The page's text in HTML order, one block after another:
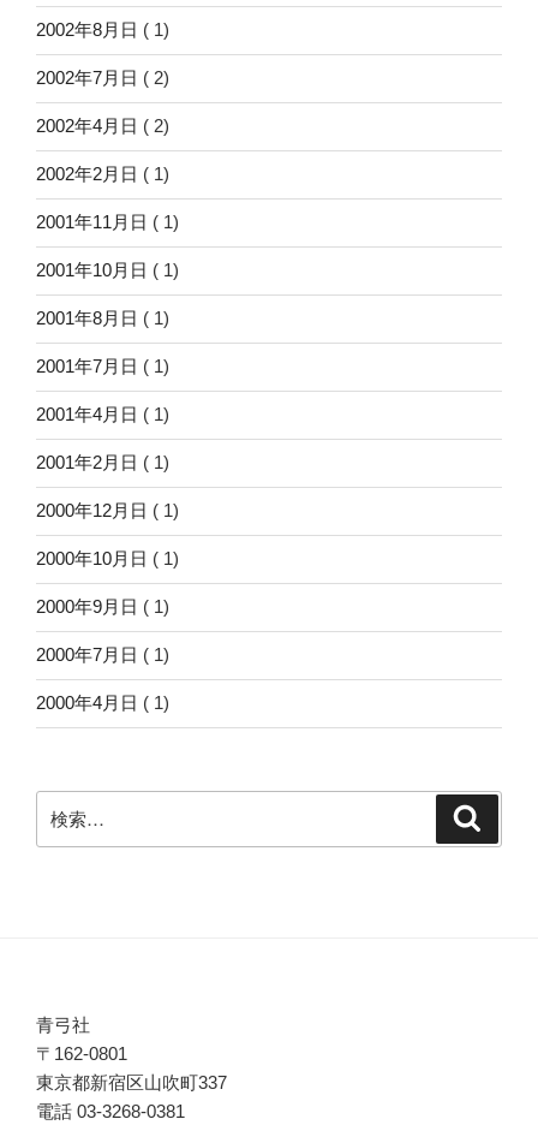
2002年8月日 ( 1)
2002年7月日 ( 2)
2002年4月日 ( 2)
2002年2月日 ( 1)
2001年11月日 ( 1)
2001年10月日 ( 1)
2001年8月日 ( 1)
2001年7月日 ( 1)
2001年4月日 ( 1)
2001年2月日 ( 1)
2000年12月日 ( 1)
2000年10月日 ( 1)
2000年9月日 ( 1)
2000年7月日 ( 1)
2000年4月日 ( 1)
索:
青弓社
〒162-0801
東京都新宿区山吹町337
電話 03-3268-0381